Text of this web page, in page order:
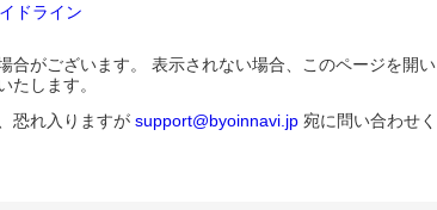
ドライン
合がございます。 表示されない場合、このページを開い
たします。
恐れ入りますが support@byoinnavi.jp宛に問い合わせく